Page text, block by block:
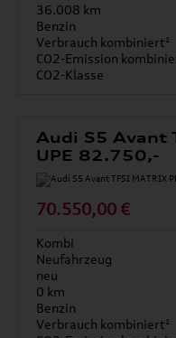
36.008 km
Benzin
Verbrauch kombiniert¹
CO2-Emission
CO2-Klasse
Audi S5 Avant
UPE 82.750,-
70.550,00 €
Kombi
Neufahrzeug
neu
0 km
Benzin
Verbrauch kombiniert¹